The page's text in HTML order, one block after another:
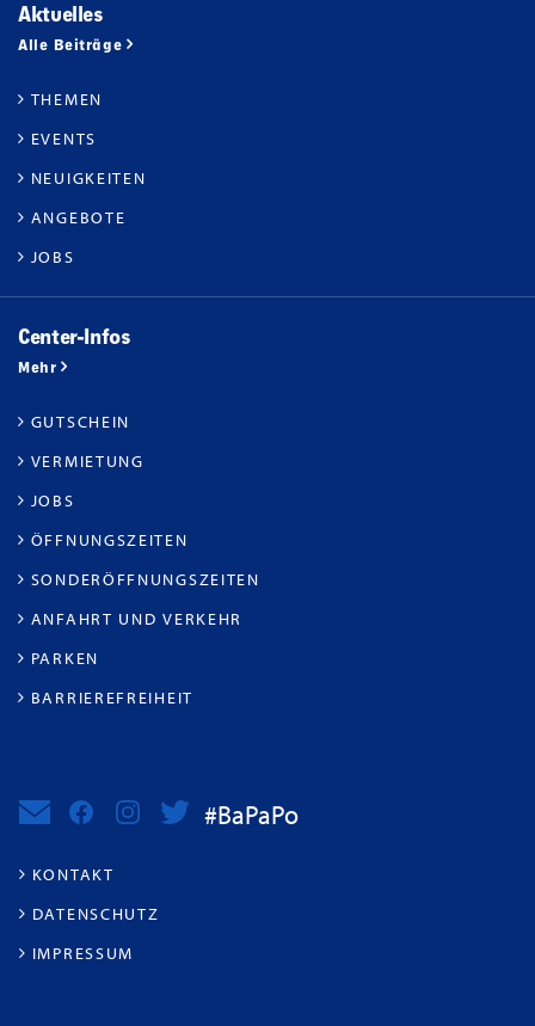
Aktuelles
Alle Beiträge
THEMEN
EVENTS
NEUIGKEITEN
ANGEBOTE
JOBS
Center-Infos
Mehr
GUTSCHEIN
VERMIETUNG
JOBS
ÖFFNUNGSZEITEN
SONDERÖFFNUNGSZEITEN
ANFAHRT UND VERKEHR
PARKEN
BARRIEREFREIHEIT
#BaPaPo
KONTAKT
DATENSCHUTZ
IMPRESSUM